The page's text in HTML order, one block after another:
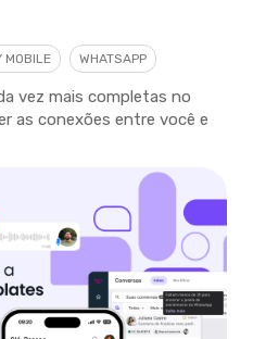
MOBILE WHATSAPP
vez mais completas no
as conexões entre você e